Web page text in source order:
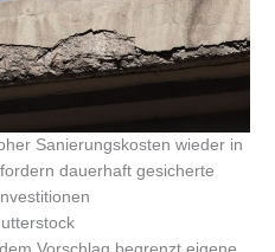
Sanierungskosten wieder in
dauerhaft gesicherte